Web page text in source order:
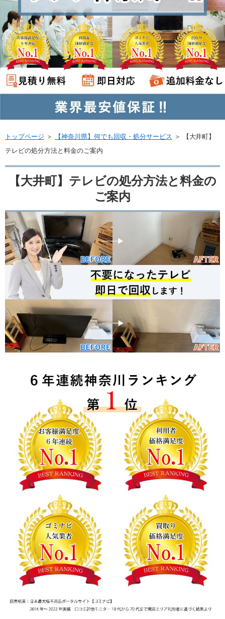
トップページ ＞ 【神奈川県】何でも回収・処分サービス ＞
【大井町】
テレビの処分方法と料金のご案内
【大井町】テレビの処分方法と料金の
ご案内